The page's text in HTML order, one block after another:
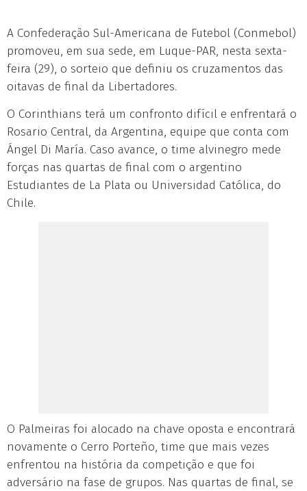
A Confederação Sul-Americana de Futebol (Conmebol)
promoveu, em sua sede, em Luque-PAR, nesta sexta-
feira (29), o sorteio que definiu os cruzamentos das
oitavas de final da Libertadores.
O Corinthians terá um confronto difícil e enfrentará o
Rosario Central, da Argentina, equipe que conta com
Ángel Di María. Caso avance, o time alvinegro mede
forças nas quartas de final com o argentino
Estudiantes de La Plata ou Universidad Católica, do
Chile.
O Palmeiras foi alocado na chave oposta e encontrará
novamente o Cerro Porteño, time que mais vezes
enfrentou na história da competição e que foi
adversário na fase de grupos. Nas quartas de final, se